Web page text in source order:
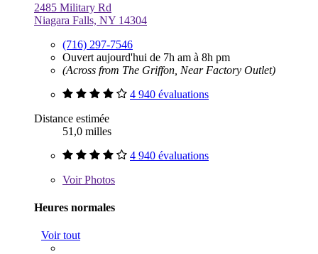
2485 Military Rd
Niagara Falls, NY 14304
(716) 297-7546
Ouvert aujourd'hui de 7h am à 8h pm
(Across from The Griffon, Near Factory Outlet)
4 940 évaluations
Distance estimée
51,0 milles
4 940 évaluations
VoirPhotos
Heures normales
Voir tout